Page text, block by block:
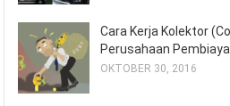
Cara Kerja Kolektor
Perusahaan
OKTOBER 30, 2016